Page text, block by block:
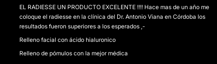
EL RADIESSE UN PRODUCTO EXCELENTE !!!! Hace mas de un año me
coloque el radiesse en la clínica del Dr. Antonio Viana en Córdoba los
resultados fueron superiores a los esperados ,-
Relleno facial con ácido hialuronico
Relleno de pómulos con la mejor médica